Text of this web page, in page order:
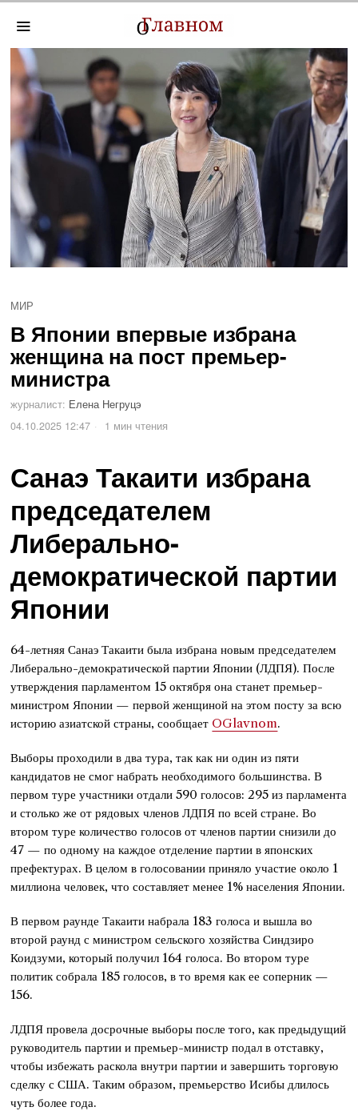
МИР
В Японии впервые избрана
женщина на пост премьер-
министра
журналист: Елена Негруцэ
04.10.2025 12:47
1 мин чтения
Санаэ Такаити избрана
председателем
Либерально-
демократической партии
Японии
64-летняя Санаэ Такаити была избрана новым председателем
Либерально-демократической партии Японии (ЛДПЯ). После
утверждения парламентом 15 октября она станет премьер-
министром Японии — первой женщиной на этом посту за всю
историю азиатской страны, сообщает OGlavnom.
Выборы проходили в два тура, так как ни один из пяти
кандидатов не смог набрать необходимого большинства. В
первом туре участники отдали 590 голосов: 295 из парламента
и столько же от рядовых членов ЛДПЯ по всей стране. Во
втором туре количество голосов от членов партии снизили до
47 — по одному на каждое отделение партии в японских
префектурах. В целом в голосовании приняло участие около 1
миллиона человек, что составляет менее 1% населения Японии.
В первом раунде Такаити набрала 183 голоса и вышла во
второй раунд с министром сельского хозяйства Синдзиро
Коидзуми, который получил 164 голоса. Во втором туре
политик собрала 185 голосов, в то время как ее соперник —
156.
ЛДПЯ провела досрочные выборы после того, как предыдущий
руководитель партии и премьер-министр подал в отставку,
чтобы избежать раскола внутри партии и завершить торговую
сделку с США. Таким образом, премьерство Исибы длилось
чуть более года.